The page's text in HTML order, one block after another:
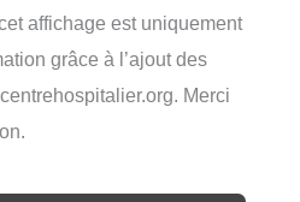
affichage est uniquement
grâce à l’ajout des
Merci